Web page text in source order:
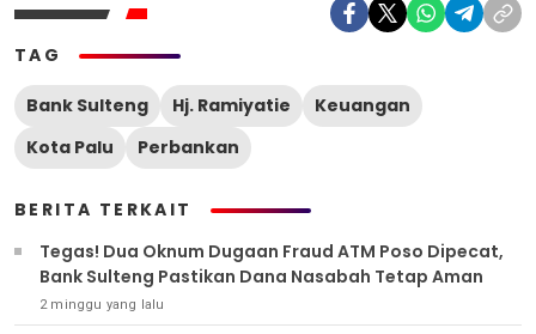
TAG
Bank Sulteng Hj. Ramiyatie
Keuangan
Kota Palu
Perbankan
BERITA TERKAIT
Tegas! Dua Oknum Dugaan Fraud ATM Poso Dipecat,
Bank Sulteng Pastikan Dana Nasabah Tetap Aman
2 minggu yang lalu